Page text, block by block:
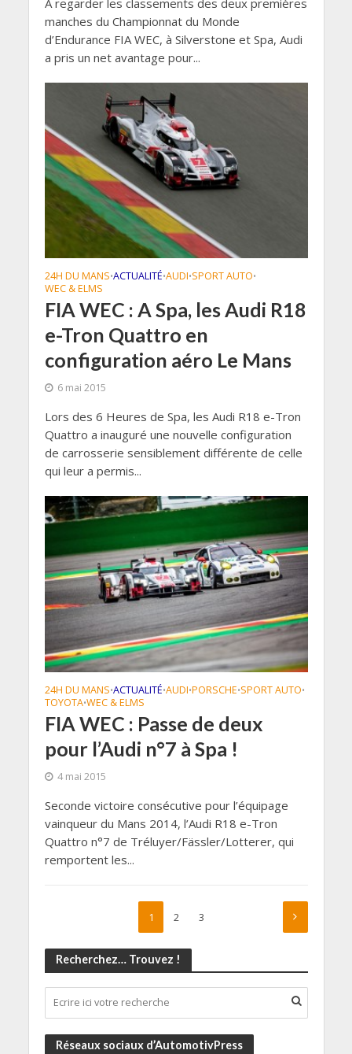
A regarder les classements des deux premières
manches du Championnat du Monde
d’Endurance FIA WEC, à Silverstone et Spa, Audi
a pris un net avantage pour...
24H DU MANS•ACTUALITÉ•AUDI•SPORT AUTO•
WEC & ELMS
FIA WEC : A Spa, les Audi R18
e-Tron Quattro en
configuration aéro Le Mans
6 mai 2015
Lors des 6 Heures de Spa, les Audi R18 e-Tron
Quattro a inauguré une nouvelle configuration
de carrosserie sensiblement différente de celle
qui leur a permis...
24H DU MANS•ACTUALITÉ•AUDI•PORSCHE•SPORT AUTO•
TOYOTA•WEC & ELMS
FIA WEC : Passe de deux
pour l’Audi n°7 à Spa !
4 mai 2015
Seconde victoire consécutive pour l’équipage
vainqueur du Mans 2014, l’Audi R18 e-Tron
Quattro n°7 de Tréluyer/Fässler/Lotterer, qui
remportent les...
1 2 3
Recherchez… Trouvez !
Réseaux sociaux d’AutomotivPress